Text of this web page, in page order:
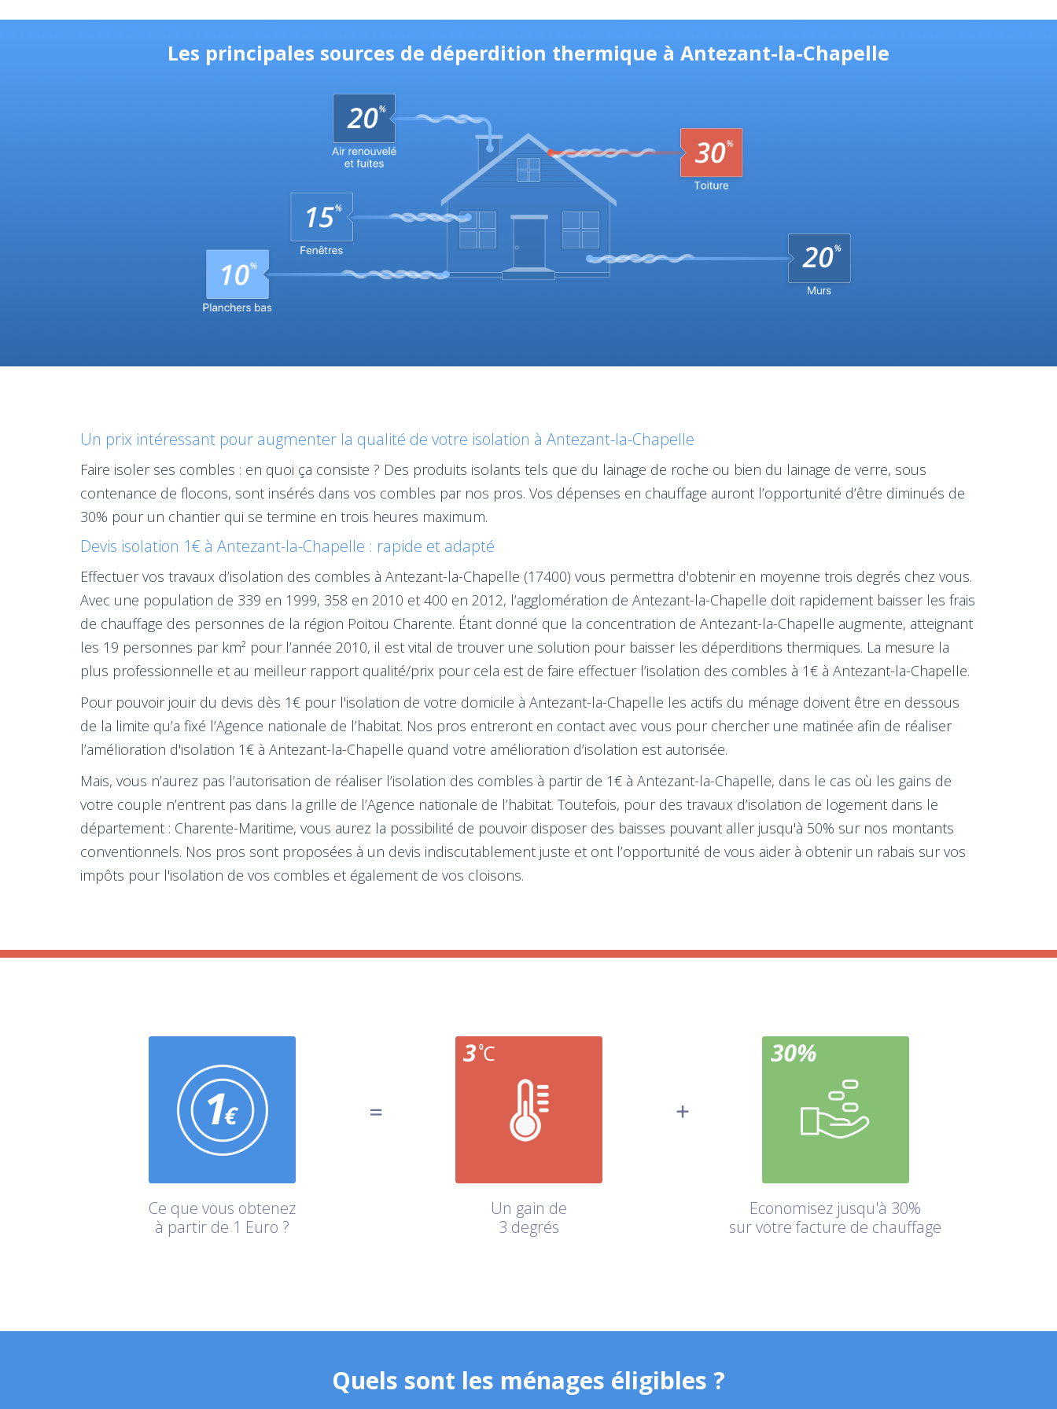
Les principales sources de déperdition thermique à Antezant-la-Chapelle
Un prix intéressant pour augmenter la qualité de votre isolation à Antezant-la-Chapelle
Faire isoler ses combles : en quoi ça consiste ? Des produits isolants tels que du lainage de roche ou bien du lainage de verre, sous
contenance de flocons, sont insérés dans vos combles par nos pros. Vos dépenses en chauffage auront l’opportunité d’être diminués de
30% pour un chantier qui se termine en trois heures maximum.
Devis isolation 1€ à Antezant-la-Chapelle : rapide et adapté
Effectuer vos travaux d’isolation des combles à Antezant-la-Chapelle (17400) vous permettra d'obtenir en moyenne trois degrés chez vous.
Avec une population de 339 en 1999, 358 en 2010 et 400 en 2012, l’agglomération de Antezant-la-Chapelle doit rapidement baisser les frais
de chauffage des personnes de la région Poitou Charente. Étant donné que la concentration de Antezant-la-Chapelle augmente, atteignant
les 19 personnes par km² pour l’année 2010, il est vital de trouver une solution pour baisser les déperditions thermiques. La mesure la
plus professionnelle et au meilleur rapport qualité/prix pour cela est de faire effectuer l’isolation des combles à 1€ à Antezant-la-Chapelle.
Pour pouvoir jouir du devis dès 1€ pour l'isolation de votre domicile à Antezant-la-Chapelle les actifs du ménage doivent être en dessous
de la limite qu’a fixé l’Agence nationale de l’habitat. Nos pros entreront en contact avec vous pour chercher une matinée afin de réaliser
l’amélioration d'isolation 1€ à Antezant-la-Chapelle quand votre amélioration d’isolation est autorisée.
Mais, vous n’aurez pas l’autorisation de réaliser l’isolation des combles à partir de 1€ à Antezant-la-Chapelle, dans le cas où les gains de
votre couple n’entrent pas dans la grille de l’Agence nationale de l’habitat. Toutefois, pour des travaux d’isolation de logement dans le
département : Charente-Maritime, vous aurez la possibilité de pouvoir disposer des baisses pouvant aller jusqu'à 50% sur nos montants
conventionnels. Nos pros sont proposées à un devis indiscutablement juste et ont l’opportunité de vous aider à obtenir un rabais sur vos
impôts pour l'isolation de vos combles et également de vos cloisons.
Ce que vous obtenez
à partir de 1 Euro ?
Un gain de
3 degrés
Economisez jusqu'à 30%
sur votre facture de chauffage
Quels sont les ménages éligibles ?